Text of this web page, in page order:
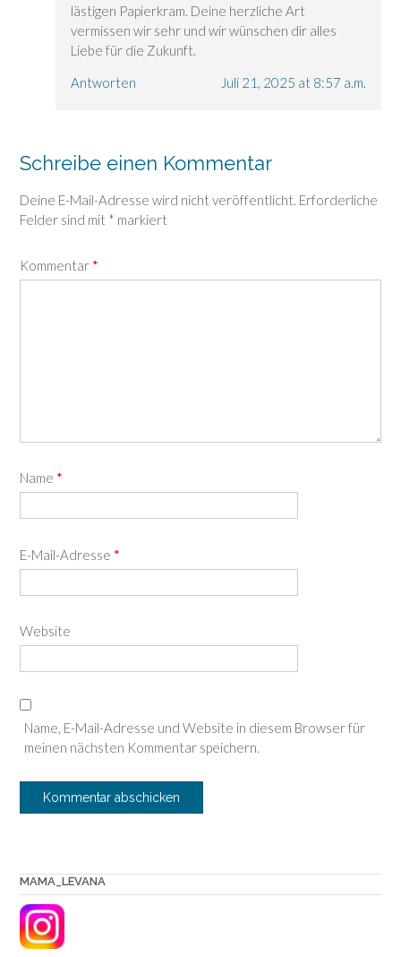
lästigen Papierkram. Deine herzliche Art
vermissen wir sehr und wir wünschen dir alles
Liebe für die Zukunft.
Antworten
Juli 21, 2025 at 8:57 a.m.
Schreibe einen Kommentar
Deine E-Mail-Adresse wird nicht veröffentlicht. Erforderliche
Felder sind mit * markiert
Kommentar *
Name *
E-Mail-Adresse *
Website
Name, E-Mail-Adresse und Website in diesem Browser für
meinen nächsten Kommentar speichern.
MAMA_LEVANA